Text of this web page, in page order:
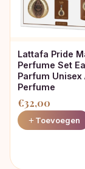
Lattafa Pride
Perfume Set
Parfum Unisex
Perfume
€32,00
Toevoegen